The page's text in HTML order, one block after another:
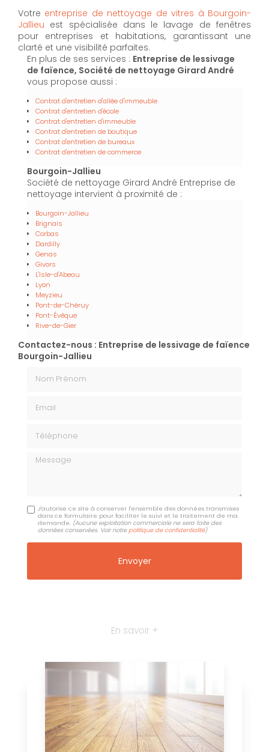
Votre entreprise de nettoyage de vitres à Bourgoin-
Jallieu est spécialisée dans le lavage de fenêtres
pour entreprises et habitations, garantissant une
clarté et une visibilité parfaites.
En plus de ses services : Entreprise de lessivage
de faïence, Société de nettoyage Girard André
vous propose aussi :
Contrat d'entretien d'allée d'immeuble
Contrat d'entretien d'école
Contrat d'entretien d'immeuble
Contrat d'entretien de boutique
Contrat d'entretien de bureaux
Contrat d'entretien de commerce
Bourgoin-Jallieu
Société de nettoyage Girard André Entreprise de
nettoyage intervient à proximité de :
Bourgoin-Jallieu
Brignais
Corbas
Dardilly
Genas
Givors
L'Isle-d'Abeau
Lyon
Meyzieu
Pont-de-Chéruy
Pont-Évêque
Rive-de-Gier
Contactez-nous : Entreprise de lessivage de faïence
Bourgoin-Jallieu
Message
J'autorise ce site à conserver l'ensemble des données transmises
dans ce formulaire pour faciliter le suivi et le traitement de ma
demande. (Aucune exploitation commerciale ne sera faite des
données conservées. Voir notre politique de confidentialité)
En savoir +